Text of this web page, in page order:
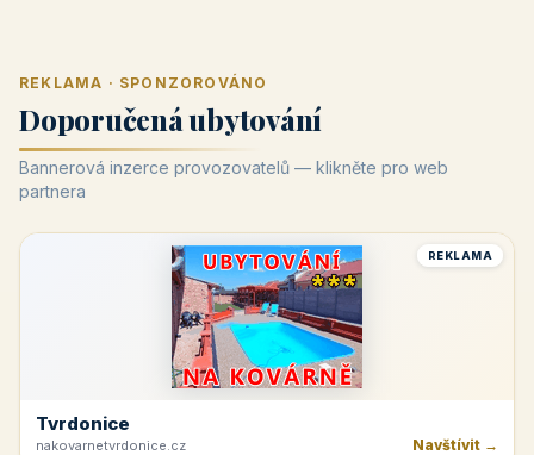
REKLAMA · SPONZOROVÁNO
Doporučená ubytování
Bannerová inzerce provozovatelů — klikněte pro web
partnera
REKLAMA
Tvrdonice
nakovarnetvrdonice.cz Navštívit →